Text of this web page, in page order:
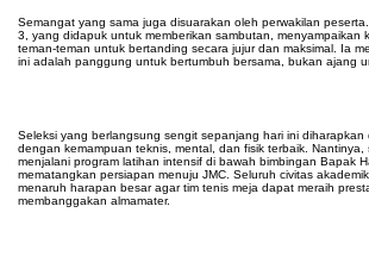
Semangat yang sama juga disuarakan oleh perwakilan
3, yang didapuk untuk memberikan sambutan, menyampaikan
teman-teman untuk bertanding secara jujur dan maksimal. Ia
ini adalah panggung untuk bertumbuh bersama, bukan ajang
Seleksi yang berlangsung sengit sepanjang hari ini
dengan kemampuan teknis, mental, dan fisik terbaik. Nantinya,
menjalani program latihan intensif di bawah bimbingan Bapak
mematangkan persiapan menuju JMC. Seluruh civitas
menaruh harapan besar agar tim tenis meja dapat meraih
membanggakan almamater.